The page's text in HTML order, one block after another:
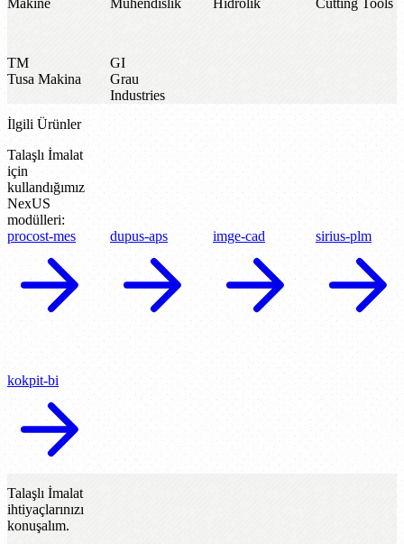
Makine
Mühendislik
Hidrolik
Cutting Tools
TM
Tusa Makina
GI
Grau
Industries
İlgili Ürünler
Talaşlı İmalat
için
kullandığımız
NexUS
modülleri:
procost-mes
dupus-aps imge-cad sirius-plm
kokpit-bi
Talaşlı İmalat
ihtiyaçlarınızı
konuşalım.